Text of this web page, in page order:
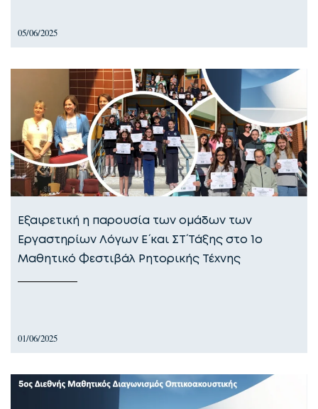
05/06/2025
Εξαιρετική η παρουσία των ομάδων των
Εργαστηρίων Λόγων Ε΄ και ΣΤ΄ Τάξης στο 1ο
Μαθητικό Φεστιβάλ Ρητορικής Τέχνης
01/06/2025